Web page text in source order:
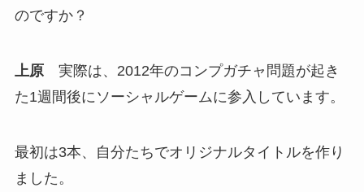
のですか？
上原実際は、2012年のコンプガチャ問題が起き
た1週間後にソーシャルゲームに参入しています。
最初は3本、自分たちでオリジナルタイトルを作り
ました。